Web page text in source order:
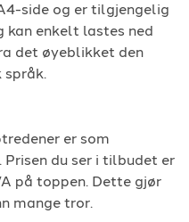
side og er tilgjengelig
kan enkelt lastes ned
det øyeblikket den
språk.
er som
du ser i tilbudet er
på toppen. Dette gjør
mange tror.